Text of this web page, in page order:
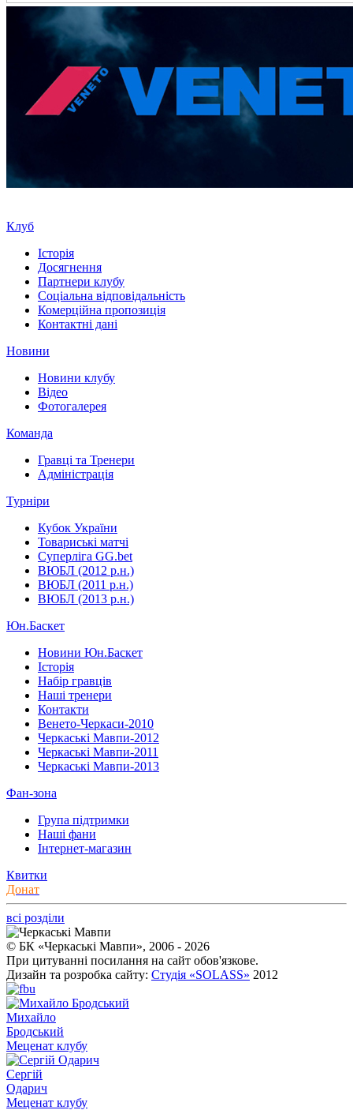
Клуб
Історія
Досягнення
Партнери клубу
Соціальна відповідальність
Комерційна пропозиція
Контактні дані
Новини
Новини клубу
Відео
Фотогалерея
Команда
Гравці та Тренери
Адміністрація
Турніри
Кубок України
Товариські матчі
Суперліга GG.bet
ВЮБЛ (2012 р.н.)
ВЮБЛ (2011 р.н.)
ВЮБЛ (2013 р.н.)
Юн.Баскет
Новини Юн.Баскет
Історія
Набір гравців
Наші тренери
Контакти
Венето-Черкаси-2010
Черкаські Мавпи-2012
Черкаські Мавпи-2011
Черкаські Мавпи-2013
Фан-зона
Група підтримки
Наші фани
Інтернет-магазин
Квитки
Донат
всі розділи
© БК «Черкаські Мавпи», 2006 - 2026
При цитуванні посилання на сайт обов'язкове.
Дизайн та розробка сайту: Студія «SOLASS» 2012
Михайло
Бродський
Меценат клубу
Сергій
Одарич
Меценат клубу